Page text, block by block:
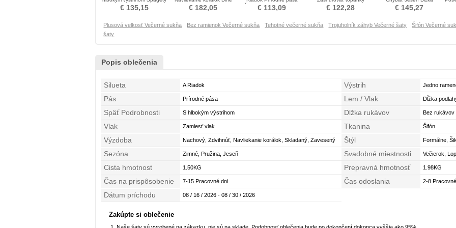
popruhy Večerné šaty
€ 135,15
rukávy Večerné šaty
€ 182,05
Širokým hrdlom Večerné
šaty
€ 113,09
Večierok Večerné šaty
€ 122,28
podlahy Klenot Večerné
šaty
€ 145,27
Plusová velkosť Večerné sukňa Bez ramienok Večerné sukňa Tehotné večerné sukňa Trojuholník záhyb Večerné šaty
Šifón Večerné
šaty
Popis oblečenia
Silueta A Riadok Výstrih Jedno
Pás Prírodné pása Lem / Vlak Dĺžka
Späť Podrobnosti S hlbokým výstrihom Dlžka rukávov Bez rukávov
Vlak Zamiesť vlak Tkanina Šifón
Výzdoba Nachový, Zdvihnúť, Navliekanie korálok, Skladaný, Zavesený Štýl Formálne,
Sezóna Zimné, Pružina, Jeseň Svadobné miestnosti Večierok,
Cista hmotnost 1.50KG Prepravná hmotnosť 1.98KG
Čas na prispôsobenie 7-15 Pracovné dni. Čas odoslania 2-8
Dátum príchodu 08 / 16 / 2026 - 08 / 30 / 2026
Zakúpte si oblečenie